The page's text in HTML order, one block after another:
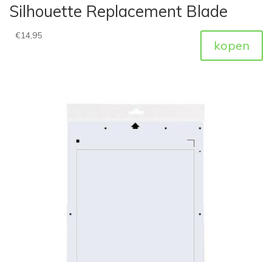
Silhouette Replacement Blade
€14,95
kopen